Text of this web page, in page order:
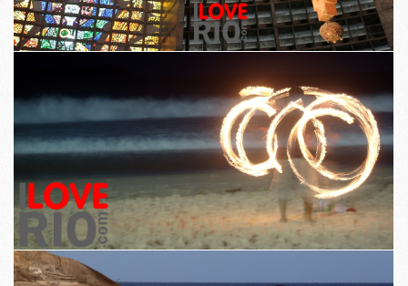
että jokainen valokuva on erottuva ja kaappaa näkökohta kaupungin
uudessa valossa.
Sekä suurten tapahtumien ja pieniä esityksiä keskeisellä sijalla
Verkkosivusto.